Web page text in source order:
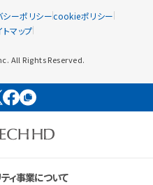
シーポリシーcookieポリシー
トマップ
All Rights Reserved.
ィ事業について